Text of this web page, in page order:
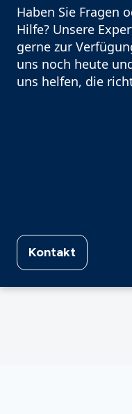
Haben Sie Fragen
Hilfe? Unsere
gerne zur
uns noch heute
uns helfen, die
Kontakt